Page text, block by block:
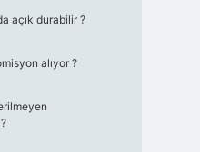
açık durabilir ?
alıyor ?